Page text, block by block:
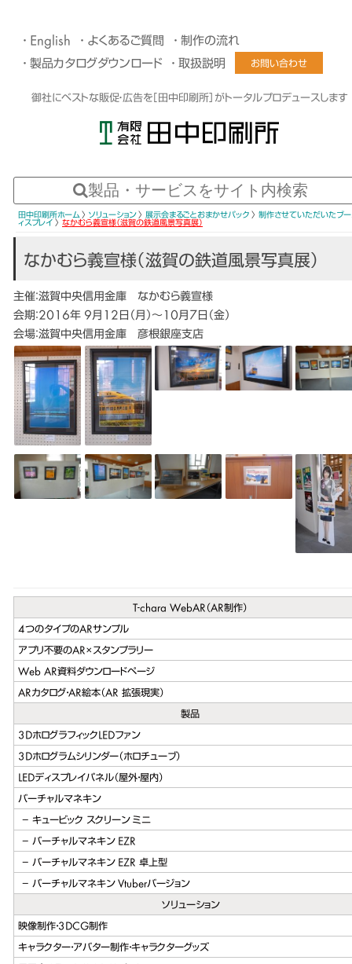
English よくあるご質問
制作の流れ
製品カタログダウンロード
取扱説明 お問い合わせ
御社にベストな販促・広告を［田中印刷所］がトータルプロデュースします
田中印刷所ホーム〉 ソリューション〉 展示会まるごとおまかせパック 〉 制作させていただいたブー
ィスプレイ
〉 なかむら義宣様（滋賀の鉄道風景写真展）
なかむら義宣様（滋賀の鉄道風景写真展）
主催：滋賀中央信用金庫 なかむら義宣様
会期：2016年 9月12日（月）〜10月7日（金）
会場：滋賀中央信用金庫 彦根銀座支店
T-chara WebAR（AR制作）
4つのタイプのARサンプル
アプリ不要のAR×スタンプラリー
Web AR資料ダウンロードページ
ARカタログ・AR絵本（AR 拡張現実）
製品
3DホログラフィックLEDファン
3Dホログラムシリンダー（ホロチューブ）
LEDディスプレイパネル（屋外・屋内）
バーチャルマネキン
キュービック スクリーン ミニ
バーチャルマネキン EZR
バーチャルマネキン EZR 卓上型
バーチャルマネキン Vtuberバージョン
ソリューション
映像制作・3DCG制作
キャラクター・アバター制作・キャラクターグッズ